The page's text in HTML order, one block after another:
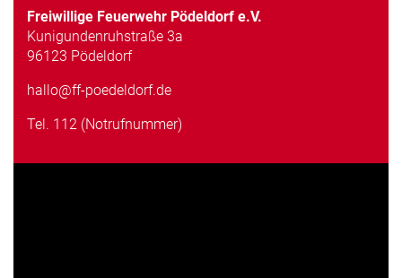
Freiwillige Feuerwehr Pödeldorf e.V.
Kunigundenruhstraße 3a
96123 Pödeldorf
hallo@ff-poedeldorf.de
Tel. 112 (Notrufnummer)